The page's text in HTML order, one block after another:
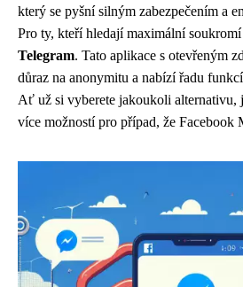
který se pyšní silným zabezpečením a
Pro ty, kteří hledají maximální soukromí
Telegram. Tato aplikace s otevřeným
důraz na anonymitu a nabízí řadu
Ať už si vyberete jakoukoli alternativu,
více možností pro případ, že Facebook